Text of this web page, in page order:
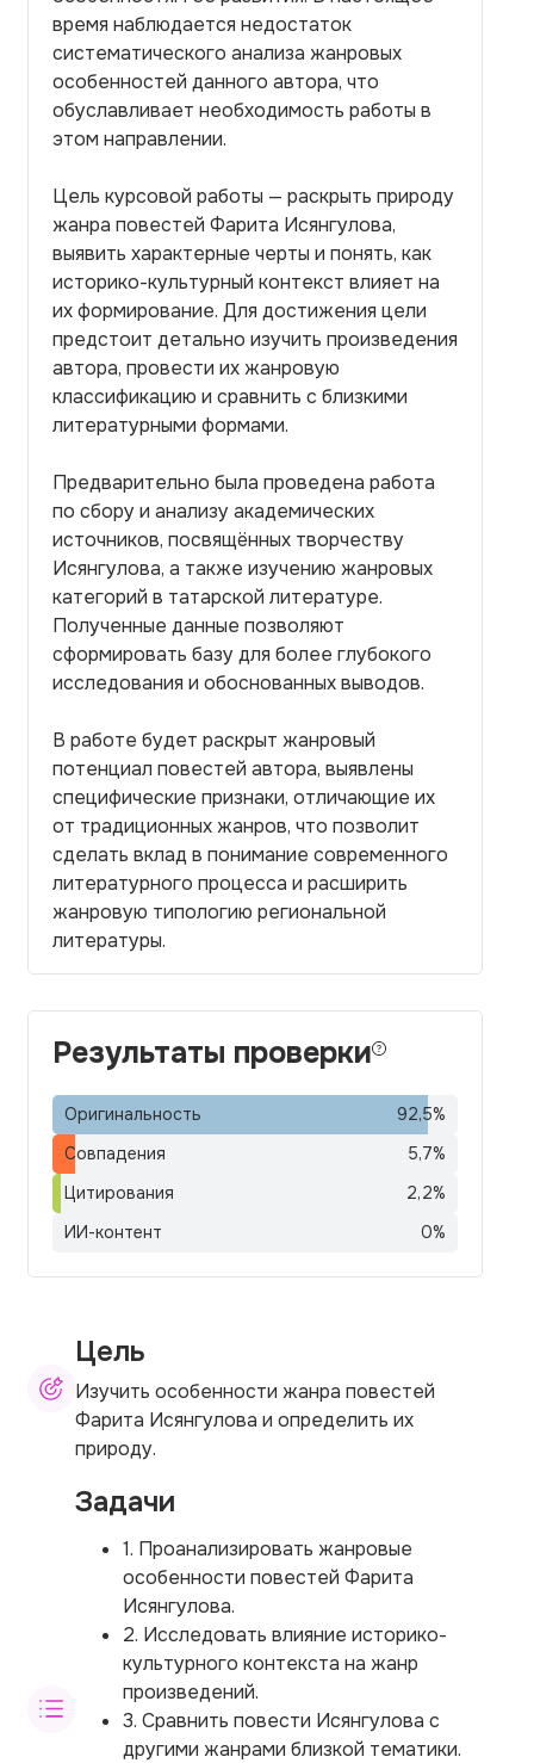
время наблюдается недостаток
систематического анализа жанровых
особенностей данного автора, что
обуславливает необходимость работы в
этом направлении.
Цель курсовой работы — раскрыть природу
жанра повестей Фарита Исянгулова,
выявить характерные черты и понять, как
историко-культурный контекст влияет на
их формирование. Для достижения цели
предстоит детально изучить произведения
автора, провести их жанровую
классификацию и сравнить с близкими
литературными формами.
Предварительно была проведена работа
по сбору и анализу академических
источников, посвящённых творчеству
Исянгулова, а также изучению жанровых
категорий в татарской литературе.
Полученные данные позволяют
сформировать базу для более глубокого
исследования и обоснованных выводов.
В работе будет раскрыт жанровый
потенциал повестей автора, выявлены
специфические признаки, отличающие их
от традиционных жанров, что позволит
сделать вклад в понимание современного
литературного процесса и расширить
жанровую типологию региональной
литературы.
Результаты проверки
Оригинальность 92,5%
Совпадения
5,7%
Цитирования
2,2%
ИИ-контент
0%
Цель
Изучить особенности жанра повестей
Фарита Исянгулова и определить их
природу.
Задачи
1. Проанализировать жанровые
особенности повестей Фарита
Исянгулова.
2. Исследовать влияние историко-
культурного контекста на жанр
произведений.
3. Сравнить повести Исянгулова с
другими жанрами близкой тематики.